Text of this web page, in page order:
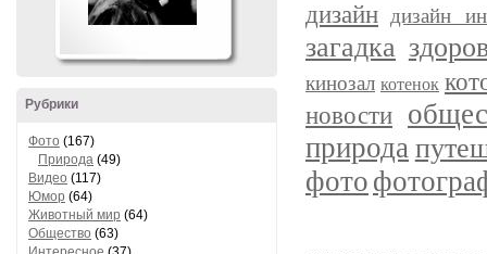
Рубрики
Фото (167)
Природа (49)
Видео (117)
Юмор (64)
Животный мир (64)
Общество (63)
дизайн дизайн
загадка
кинозал котенок
новости
природа
фото